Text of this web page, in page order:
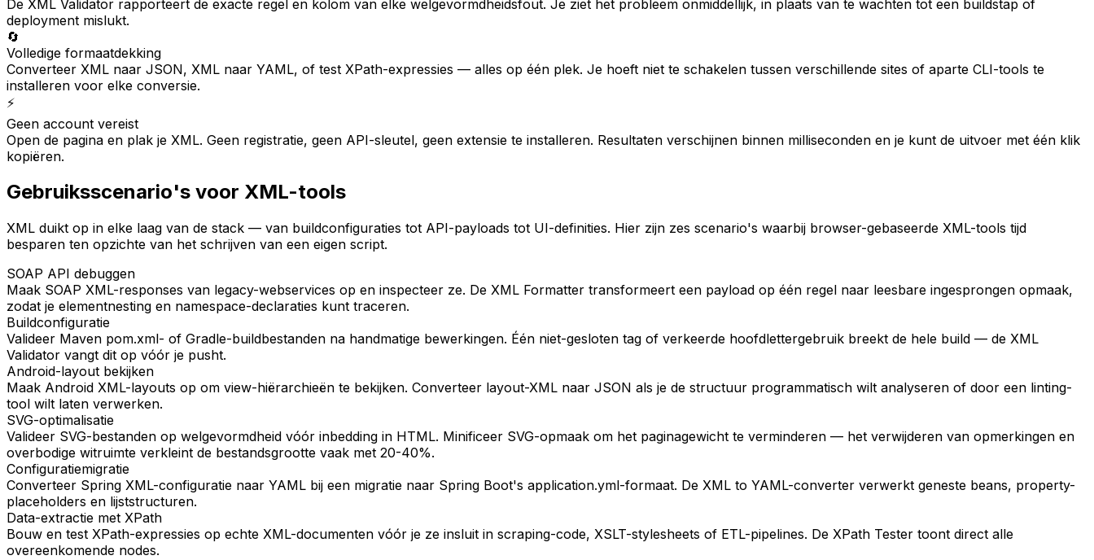
De XML Validator rapporteert de exacte regel en kolom van elke welgevormdheidsfout. Je ziet het probleem onmiddellijk, in plaats van te wachten tot een buildstap of
deployment mislukt.
🔄
Volledige formaatdekking
Converteer XML naar JSON, XML naar YAML, of test XPath-expressies — alles op één plek. Je hoeft niet te schakelen tussen verschillende sites of aparte CLI-tools te
installeren voor elke conversie.
⚡
Geen account vereist
Open de pagina en plak je XML. Geen registratie, geen API-sleutel, geen extensie te installeren. Resultaten verschijnen binnen milliseconden en je kunt de uitvoer met één klik
kopiëren.
Gebruiksscenario's voor XML-tools
XML duikt op in elke laag van de stack — van buildconfiguraties tot API-payloads tot UI-definities. Hier zijn zes scenario's waarbij browser-gebaseerde XML-tools tijd
besparen ten opzichte van het schrijven van een eigen script.
SOAP API debuggen
Maak SOAP XML-responses van legacy-webservices op en inspecteer ze. De XML Formatter transformeert een payload op één regel naar leesbare ingesprongen opmaak,
zodat je elementnesting en namespace-declaraties kunt traceren.
Buildconfiguratie
Valideer Maven pom.xml- of Gradle-buildbestanden na handmatige bewerkingen. Één niet-gesloten tag of verkeerde hoofdlettergebruik breekt de hele build — de XML
Validator vangt dit op vóór je pusht.
Android-layout bekijken
Maak Android XML-layouts op om view-hiërarchieën te bekijken. Converteer layout-XML naar JSON als je de structuur programmatisch wilt analyseren of door een linting-
tool wilt laten verwerken.
SVG-optimalisatie
Valideer SVG-bestanden op welgevormdheid vóór inbedding in HTML. Minificeer SVG-opmaak om het paginagewicht te verminderen — het verwijderen van opmerkingen en
overbodige witruimte verkleint de bestandsgrootte vaak met 20-40%.
Configuratiemigratie
Converteer Spring XML-configuratie naar YAML bij een migratie naar Spring Boot's application.yml-formaat. De XML to YAML-converter verwerkt geneste beans, property-
placeholders en lijststructuren.
Data-extractie met XPath
Bouw en test XPath-expressies op echte XML-documenten vóór je ze insluit in scraping-code, XSLT-stylesheets of ETL-pipelines. De XPath Tester toont direct alle
overeenkomende nodes.